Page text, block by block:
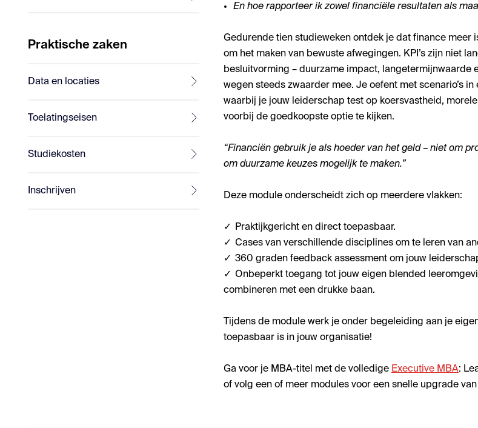
Praktische zaken
Data en locaties
Toelatingseisen
Studiekosten
Inschrijven
En hoe rapporteer ik zowel financiële resultaten als
Gedurende tien studieweken ontdek je dat finance meer
om het maken van bewuste afwegingen. KPI’s zijn niet
besluitvorming – duurzame impact, langetermijnwaarde
wegen steeds zwaarder mee. Je oefent met scenario’s in
waarbij je jouw leiderschap test op koersvastheid,
voorbij de goedkoopste optie te kijken.
“Financiën gebruik je als hoeder van het geld – niet om
om duurzame keuzes mogelijk te maken.”
Deze module onderscheidt zich op meerdere vlakken:
✓ Praktijkgericht en direct toepasbaar.
✓ Cases van verschillende disciplines om te leren van
✓ 360 graden feedback assessment om jouw
✓ Onbeperkt toegang tot jouw eigen blended
combineren met een drukke baan.
Tijdens de module werk je onder begeleiding aan je
toepasbaar is in jouw organisatie!
Ga voor je MBA-titel met de volledige Executive MBA:
of volg een of meer modules voor een snelle upgrade